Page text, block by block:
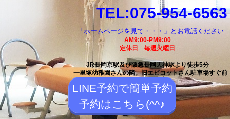
歩5分の整体院
TEL:075-954-6563
「ホームページを見て・・・」とお電話ください
AM9:00-PM9:00
定休日 毎週火曜日
JR長岡京駅及び阪急長岡天神駅より徒歩5分
一里塚幼稚園さんの隣。旧エピコットさん駐車場すぐ前
LINE予約で簡単予約
予約はこちら(^^♪